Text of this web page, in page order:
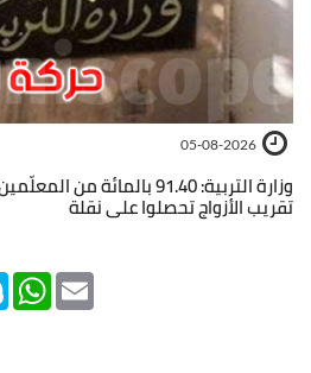
05-08-2026
وزارة التربية: 91.40
تقريب الأزواج تحصلوا على نقلة
Skype WhatsApp